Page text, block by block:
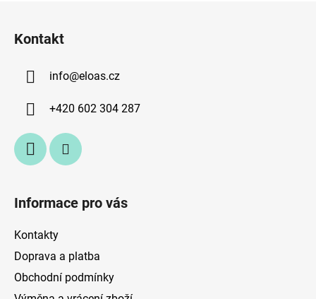
Kontakt
info@eloas.cz
+420 602 304 287
Informace pro vás
Kontakty
Doprava a platba
Obchodní podmínky